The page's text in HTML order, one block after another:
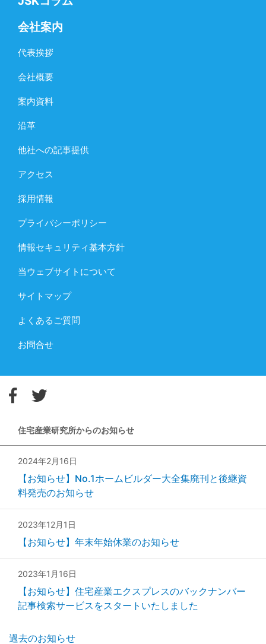
会社案内
代表挨拶
会社概要
案内資料
沿革
他社への記事提供
アクセス
採用情報
プライバシーポリシー
情報セキュリティ基本方針
当ウェブサイトについて
サイトマップ
よくあるご質問
お問合せ
住宅産業研究所からのお知らせ
2024年2月16日
【お知らせ】No.1ホームビルダー大全集廃刊と後継資
料発売のお知らせ
2023年12月1日
【お知らせ】年末年始休業のお知らせ
2023年1月16日
【お知らせ】住宅産業エクスプレスのバックナンバー
記事検索サービスをスタートいたしました
過去のお知らせ